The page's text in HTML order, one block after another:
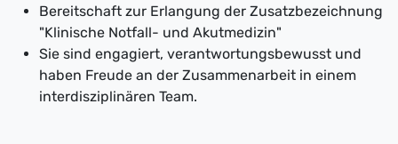
Bereitschaft zur Erlangung der Zusatzbezeichnung
"Klinische Notfall- und Akutmedizin"
Sie sind engagiert, verantwortungsbewusst und
haben Freude an der Zusammenarbeit in einem
interdisziplinären Team.